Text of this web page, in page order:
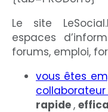
Le site
espaces
forums, emploi,
vous êtes
collaborateur
rapide,